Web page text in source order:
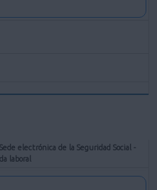
electrónica de la Seguridad Social -
laboral